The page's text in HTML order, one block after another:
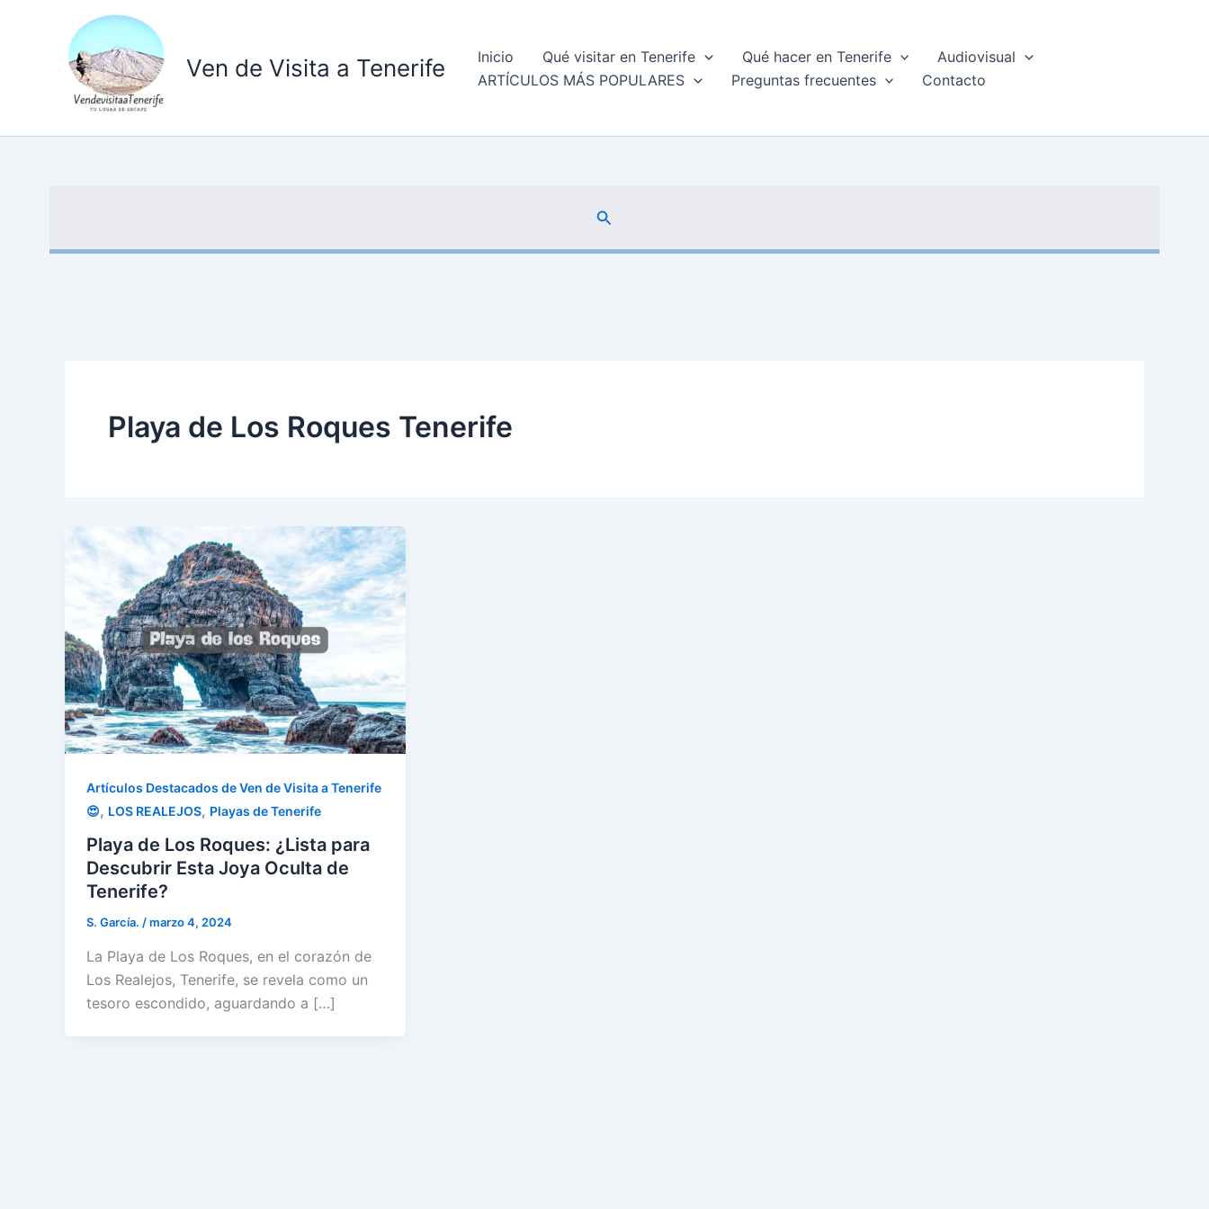
Ven de Visita a Tenerife Inicio Qué visitar en Tenerife Qué hacer en Tenerife
Audiovisual
ARTÍCULOS MÁS POPULARES
Preguntas frecuentes Contacto
Buscar
Playa de Los Roques Tenerife
Artículos Destacados de Ven de Visita a Tenerife
😍, LOS REALEJOS, Playas de Tenerife
Playa de Los Roques: ¿Lista para
Descubrir Esta Joya Oculta de
Tenerife?
S. García. /marzo 4, 2024
La Playa de Los Roques, en el corazón de
Los Realejos, Tenerife, se revela como un
tesoro escondido, aguardando a […]